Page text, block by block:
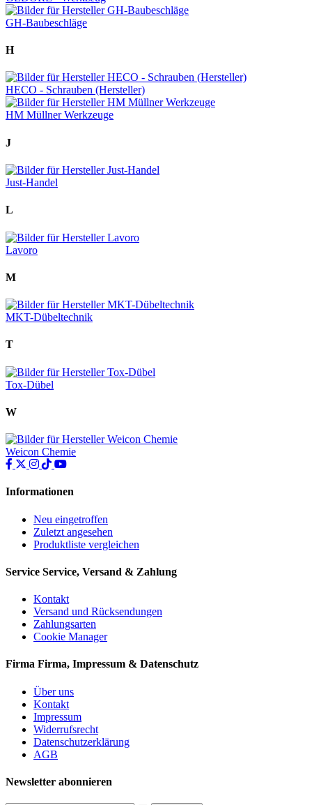
GH-Baubeschläge
H
HECO - Schrauben (Hersteller)
HM Müllner Werkzeuge
J
Just-Handel
L
Lavoro
M
MKT-Dübeltechnik
T
Tox-Dübel
W
Weicon Chemie
Informationen
Neu eingetroffen
Zuletzt angesehen
Produktliste vergleichen
Service Service, Versand & Zahlung
Kontakt
Versand und Rücksendungen
Zahlungsarten
Cookie Manager
Firma Firma, Impressum & Datenschutz
Über uns
Kontakt
Impressum
Widerrufsrecht
Datenschutzerklärung
AGB
Newsletter abonnieren